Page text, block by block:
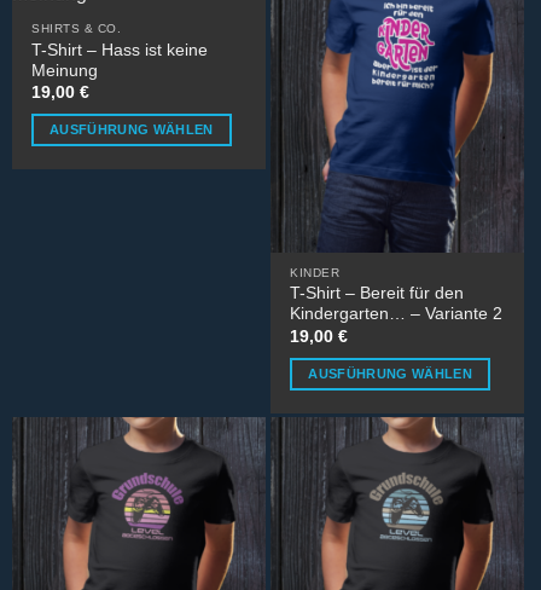
werden
gewählt
werden
mehrere
Varianten
auf.
Die
Optionen
können
mehrere
Varianten
Die
Optionen
können
Produktseite
gewählt
SHIRTS & CO.
T-Shirt – Hass ist keine
Meinung
19,00€
AUSFÜHRUNG WÄHLEN
Produktseite
gewählt
werden
KINDER
T-Shirt – Bereit für den
Kindergarten… – Variante 2
19,00€
AUSFÜHRUNG WÄHLEN
Produkt
weist
mehrere
Varianten
Die
Optionen